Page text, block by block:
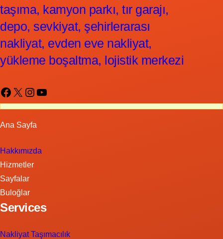
taşıma, kamyon parkı, tır garajı,
depo, sevkiyat, şehirlerarası
nakliyat, evden eve nakliyat,
yükleme boşaltma, lojistik merkezi
Facebook X Instagram YouTube
Ana Sayfa
Hakkımızda
Hizmetler
Sayfalar
Buloğlar
Services
Nakliyat Taşımacılık